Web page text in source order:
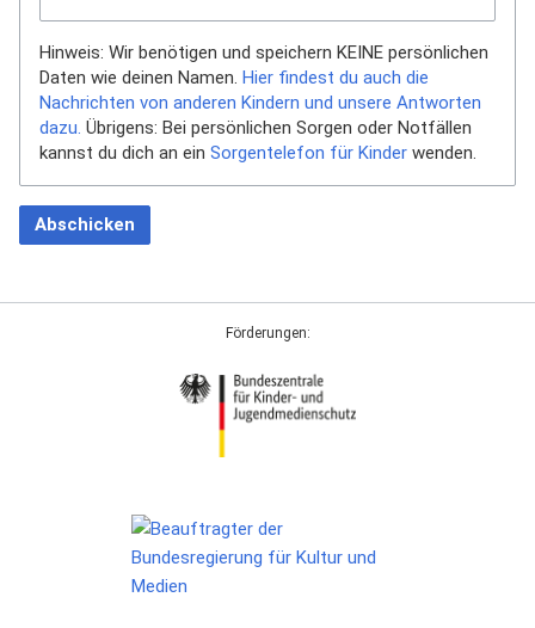
Hinweis: Wir benötigen und speichern KEINE persönlichen
Daten wie deinen Namen. Hier findest du auch die
Nachrichten von anderen Kindern und unsere Antworten
dazu. Übrigens: Bei persönlichen Sorgen oder Notfällen
kannst du dich an ein Sorgentelefon für Kinder wenden.
Abschicken
Förderungen: